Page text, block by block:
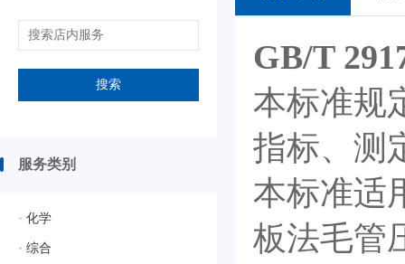
搜索
服务类别
• 化学
• 综合
GB/T
本标准规
指标、测
本标准适
板法毛管